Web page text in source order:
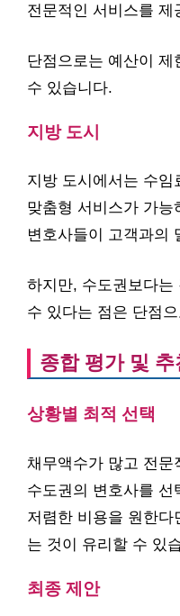
전문적인 서비스를
단점으로는 예산이 제
수 있습니다.
지방 도시
지방 도시에서는 수임
맞춤형 서비스가 가
변호사들이 고객과의
하지만, 수도권보다는
수 있다는 점은 단점
종합 평가 및 추
상황별 최적 선택
채무액수가 많고 전
수도권의 변호사를
저렴한 비용을 원한다
는 것이 유리할 수 있
최종 제안